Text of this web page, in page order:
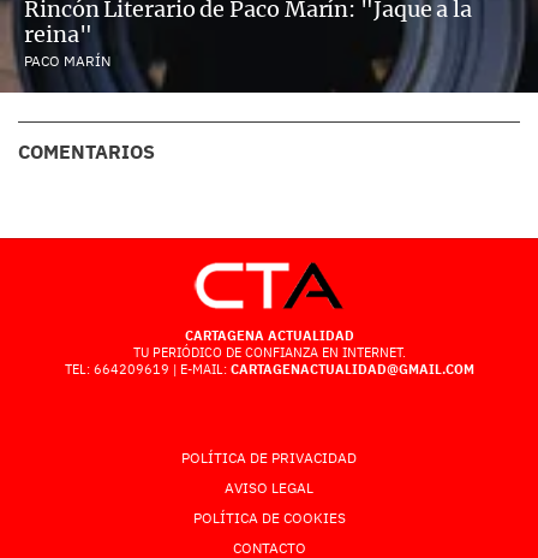
Rincón Literario de Paco Marín: "Jaque a la
reina"
PACO MARÍN
COMENTARIOS
CARTAGENA ACTUALIDAD
TU PERIÓDICO DE CONFIANZA EN INTERNET.
TEL: 664209619 | E-MAIL: CARTAGENACTUALIDAD@GMAIL.COM
POLÍTICA DE PRIVACIDAD
AVISO LEGAL
POLÍTICA DE COOKIES
CONTACTO